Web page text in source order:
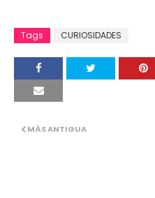
Tags CURIOSIDADES
MÁS ANTIGUA